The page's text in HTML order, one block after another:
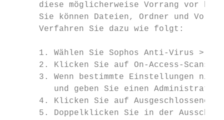
diese möglicherweise Vorrang vor
Sie können Dateien, Ordner und
      Verfahren Sie dazu wie folgt:
1. Wählen Sie Sophos Anti-Virus >
      2. Klicken Sie auf On-Access-Scans.
3. Wenn bestimmte Einstellungen
und geben Sie einen
4. Klicken Sie auf Ausgeschlossene
5. Doppelklicken Sie in der